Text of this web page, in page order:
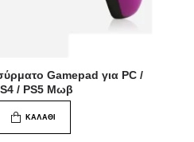
Gamepad για PC /
/ PS5 Μωβ
ΚΑΛΆΘΙ